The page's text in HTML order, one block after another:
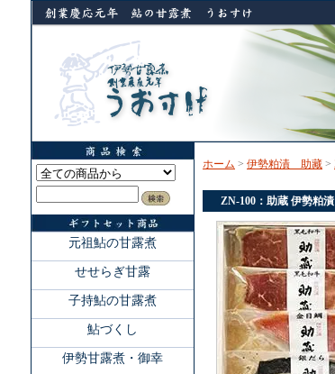
元祖鮎の甘露煮
せせらぎ甘露
子持鮎の甘露煮
鮎づくし
伊勢甘露煮・御幸
ホーム > 伊勢粕漬 助藏 >
ZN-100：助蔵 伊勢粕漬